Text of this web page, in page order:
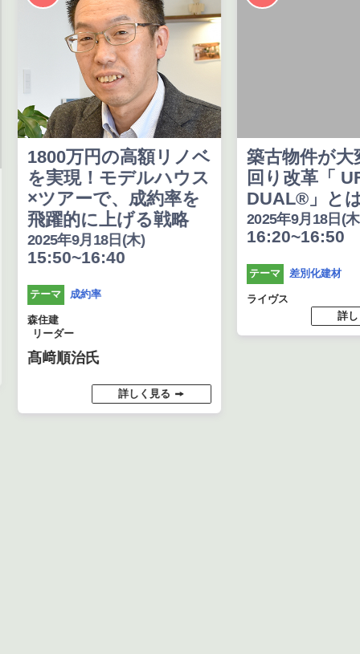
1800万円の高額リノベ
を実現！モデルハウス
×ツアーで、成約率を
飛躍的に上げる戦略
2025年9月18日(木)
15:50~16:40
テーマ 成約率
森住建
リーダー
髙﨑順治氏
詳しく見る
築古物件が大
回り改革「
DUAL®」と
2025年9月18日(
16:20~16:50
テーマ 差別化建材
ライヴス
詳